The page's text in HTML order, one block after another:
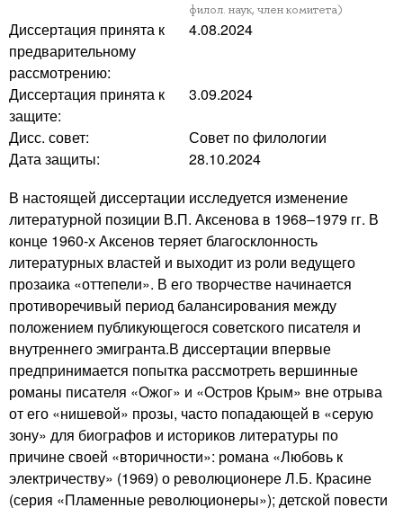
филол. наук, член комитета)
Диссертация принята к
предварительному
рассмотрению:
4.08.2024
Диссертация принята к
защите:
3.09.2024
Дисс. совет:
Совет по филологии
Дата защиты:
28.10.2024
В настоящей диссертации исследуется изменение
литературной позиции В.П. Аксенова в 1968‒1979 гг. В
конце 1960-х Аксенов теряет благосклонность
литературных властей и выходит из роли ведущего
прозаика «оттепели». В его творчестве начинается
противоречивый период балансирования между
положением публикующегося советского писателя и
внутреннего эмигранта.В диссертации впервые
предпринимается попытка рассмотреть вершинные
романы писателя «Ожог» и «Остров Крым» вне отрыва
от его «нишевой» прозы, часто попадающей в «серую
зону» для биографов и историков литературы по
причине своей «вторичности»: романа «Любовь к
электричеству» (1969) о революционере Л.Б. Красине
(серия «Пламенные революционеры»); детской повести